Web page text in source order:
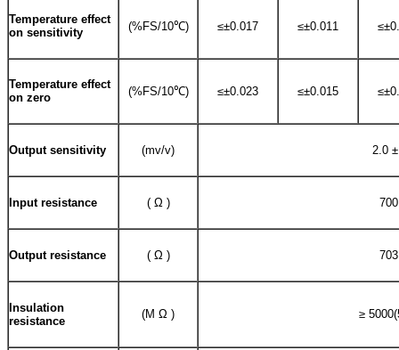
Temperature effect
on sensitivity
(%FS/10℃) ≤±0.017 ≤±0.011
Temperature effect
on zero
(%FS/10℃) ≤±0.023 ≤±0.015
Output sensitivity (mv/v) 2.0
Input resistance ( Ω )
Output resistance ( Ω )
Insulation
resistance
(M Ω ) ≥